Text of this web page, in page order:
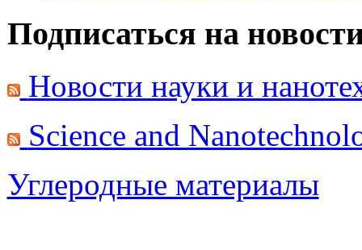
Подписаться на
Новости науки и
Science and
Углеродные материалы